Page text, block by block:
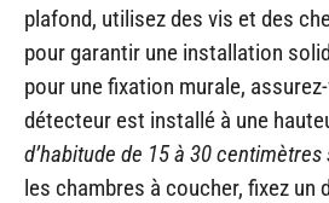
plafond, utilisez des vis et des
pour garantir une installation
pour une fixation murale,
détecteur est installé à une
d’habitude de 15 à 30
les chambres à coucher, fixez un